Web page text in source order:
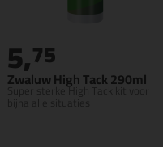
Zwaluw High Tack 290ml
Super sterke High Tack kit voor
5,75